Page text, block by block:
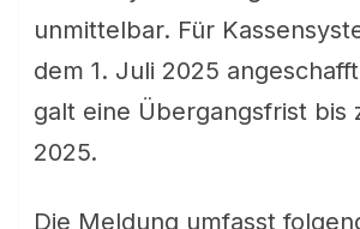
unmittelbar. Für
dem 1. Juli 2025
galt eine Übergangsfrist bis
2025.
Die Meldung umfasst